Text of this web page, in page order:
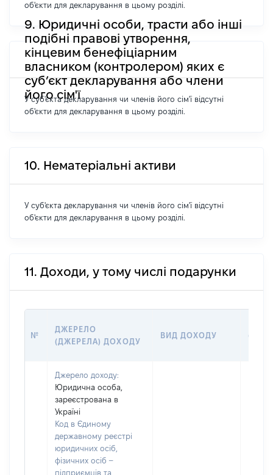
об'єкти для декларування в цьому розділі.
9. Юридичні особи, трасти або інші
подібні правові утворення,
кінцевим бенефіціарним
власником (контролером) яких є
суб’єкт декларування або члени
його сім'ї
У суб'єкта декларування чи членів його сім'ї відсутні
об'єкти для декларування в цьому розділі.
10. Нематеріальні активи
У суб'єкта декларування чи членів його сім'ї відсутні
об'єкти для декларування в цьому розділі.
11. Доходи, у тому числі подарунки
№
ДЖЕРЕЛО
(ДЖЕРЕЛА) ДОХОДУ
ВИД ДОХОДУ
Джерело доходу:
Юридична особа,
зареєстрована в
Україні
Код в Єдиному
державному реєстрі
юридичних осіб,
фізичних осіб –
підприємців та